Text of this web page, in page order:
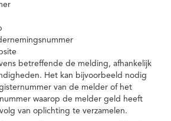
betreffende de melding, afhankelijk
Het kan bijvoorbeeld nodig
van de melder of het
waarop de melder geld heeft
van oplichting te verzamelen.